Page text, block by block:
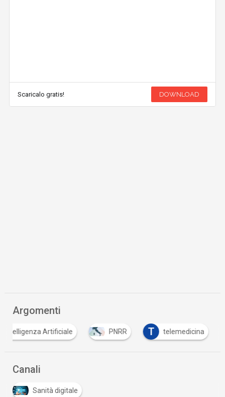
Scaricalo gratis! DOWNLOAD
Argomenti
Intelligenza Artificiale PNRR T telemedicina
Canali
Sanità digitale